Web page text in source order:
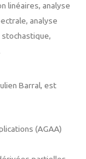
linéaires, analyse
analyse
Barral, est
(AGAA)